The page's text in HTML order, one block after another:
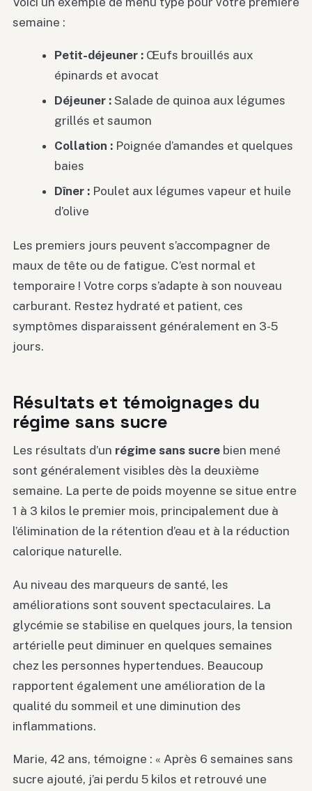
semaine :
Petit-déjeuner : Œufs brouillés aux
épinards et avocat
Déjeuner : Salade de quinoa aux légumes
grillés et saumon
Collation : Poignée d’amandes et quelques
baies
Dîner : Poulet aux légumes vapeur et huile
d’olive
Les premiers jours peuvent s’accompagner de
maux de tête ou de fatigue. C’est normal et
temporaire ! Votre corps s’adapte à son nouveau
carburant. Restez hydraté et patient, ces
symptômes disparaissent généralement en 3-5
jours.
Résultats et témoignages du
régime sans sucre
Les résultats d’un régime sans sucre bien mené
sont généralement visibles dès la deuxième
semaine. La perte de poids moyenne se situe entre
1 à 3 kilos le premier mois, principalement due à
l’élimination de la rétention d’eau et à la réduction
calorique naturelle.
Au niveau des marqueurs de santé, les
améliorations sont souvent spectaculaires. La
glycémie se stabilise en quelques jours, la tension
artérielle peut diminuer en quelques semaines
chez les personnes hypertendues. Beaucoup
rapportent également une amélioration de la
qualité du sommeil et une diminution des
inflammations.
Marie, 42 ans, témoigne : « Après 6 semaines sans
sucre ajouté, j’ai perdu 5 kilos et retrouvé une